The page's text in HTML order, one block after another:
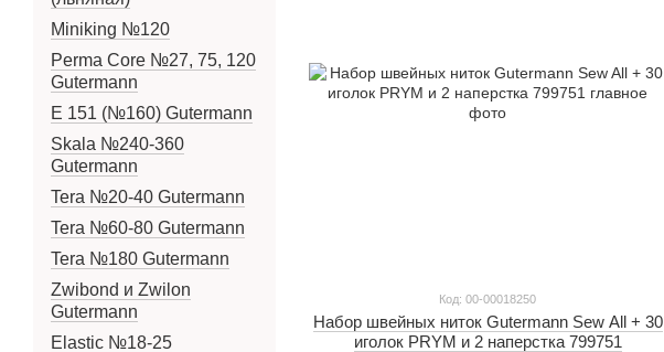
Код: 00-00018250
Набор швейных ниток Gutermann Sew All + 30
иголок PRYM и 2 наперстка 799751
Miniking №120
Perma Core №27, 75, 120
Gutermann
E 151 (№160) Gutermann
Skala №240-360
Gutermann
Tera №20-40 Gutermann
Tera №60-80 Gutermann
Tera №180 Gutermann
Zwibond и Zwilon
Gutermann
Elastic №18-25